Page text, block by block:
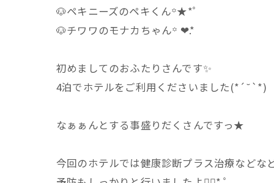
🐶ペキニーズのペキくん꙳★*ﾟ
🐶チワワのモナカちゃん꙳ ❤︎.*
初めましてのおふたりさんです✨
4泊でホテルをご利用くださいました(*´˘`*)
なぁぁんとする事盛りだくさんですっ★
今回のホテルでは健康診断プラス治療などな